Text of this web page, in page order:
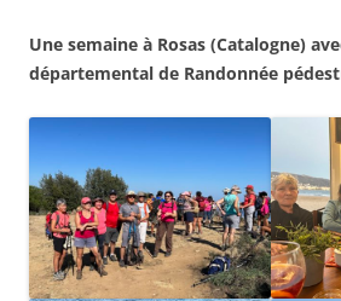
Une semaine à Rosas (Catalogne)
départemental de Randonnée